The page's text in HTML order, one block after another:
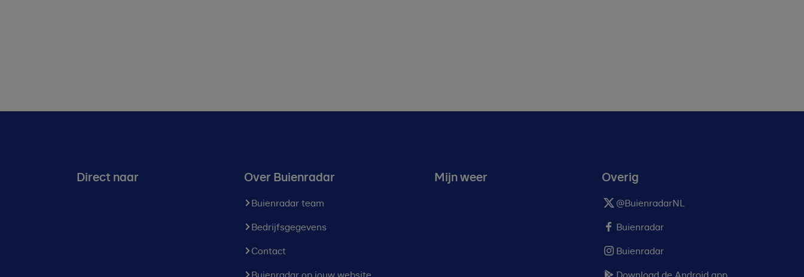
Direct naar Over Buienradar
Buienradar team
Bedrijfsgegevens
Contact
Mijn weer Overig
@BuienradarNL
Buienradar
Buienradar